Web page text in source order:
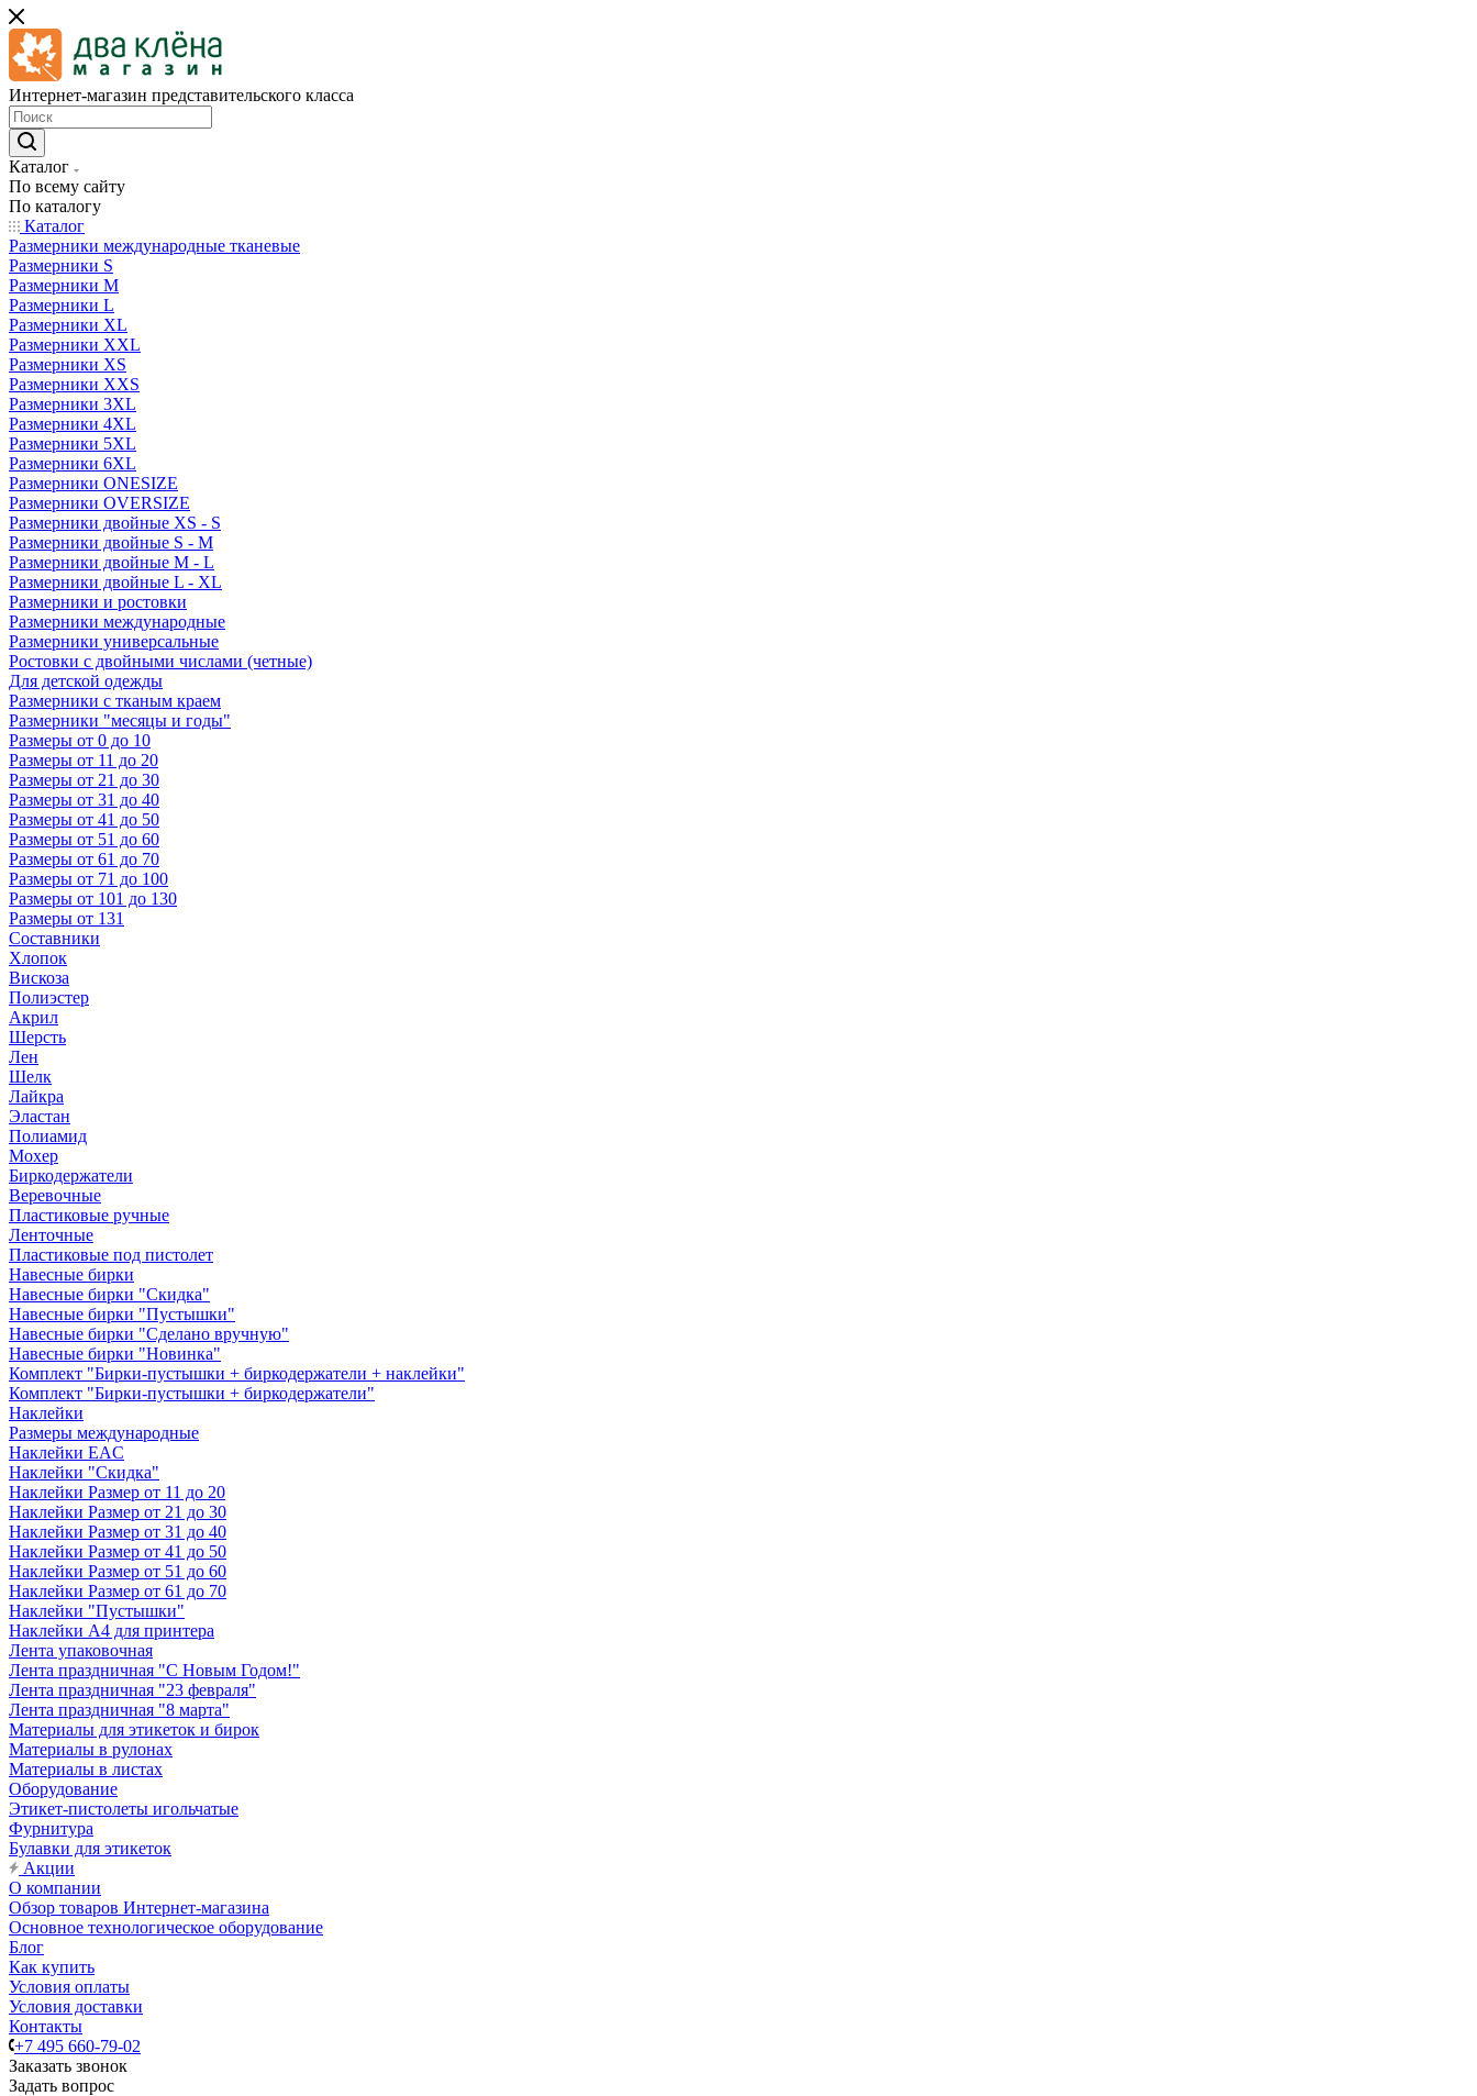
Интернет-магазин представительского класса
Каталог
По всему сайту
По каталогу
Каталог
Размерники международные тканевые
Размерники S
Размерники M
Размерники L
Размерники XL
Размерники XXL
Размерники XS
Размерники XXS
Размерники 3XL
Размерники 4XL
Размерники 5XL
Размерники 6XL
Размерники ONESIZE
Размерники OVERSIZE
Размерники двойные XS - S
Размерники двойные S - M
Размерники двойные M - L
Размерники двойные L - XL
Размерники и ростовки
Размерники международные
Размерники универсальные
Ростовки с двойными числами (четные)
Для детской одежды
Размерники с тканым краем
Размерники "месяцы и годы"
Размеры от 0 до 10
Размеры от 11 до 20
Размеры от 21 до 30
Размеры от 31 до 40
Размеры от 41 до 50
Размеры от 51 до 60
Размеры от 61 до 70
Размеры от 71 до 100
Размеры от 101 до 130
Размеры от 131
Составники
Хлопок
Вискоза
Полиэстер
Акрил
Шерсть
Лен
Шелк
Лайкра
Эластан
Полиамид
Мохер
Биркодержатели
Веревочные
Пластиковые ручные
Ленточные
Пластиковые под пистолет
Навесные бирки
Навесные бирки "Скидка"
Навесные бирки "Пустышки"
Навесные бирки "Сделано вручную"
Навесные бирки "Новинка"
Комплект "Бирки-пустышки + биркодержатели + наклейки"
Комплект "Бирки-пустышки + биркодержатели"
Наклейки
Размеры международные
Наклейки EAC
Наклейки "Скидка"
Наклейки Размер от 11 до 20
Наклейки Размер от 21 до 30
Наклейки Размер от 31 до 40
Наклейки Размер от 41 до 50
Наклейки Размер от 51 до 60
Наклейки Размер от 61 до 70
Наклейки "Пустышки"
Наклейки А4 для принтера
Лента упаковочная
Лента праздничная "С Новым Годом!"
Лента праздничная "23 февраля"
Лента праздничная "8 марта"
Материалы для этикеток и бирок
Материалы в рулонах
Материалы в листах
Оборудование
Этикет-пистолеты игольчатые
Фурнитура
Булавки для этикеток
Акции
О компании
Обзор товаров Интернет-магазина
Основное технологическое оборудование
Блог
Как купить
Условия оплаты
Условия доставки
Контакты
+7 495 660-79-02
Заказать звонок
Задать вопрос